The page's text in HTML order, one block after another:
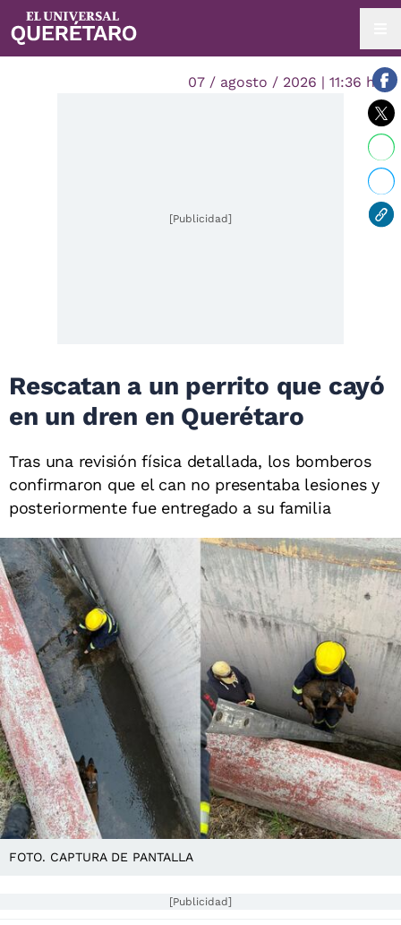
07 / agosto / 2026 | 11:36 hrs.
[Publicidad]
Rescatan a un perrito que cayó
en un dren en Querétaro
Tras una revisión física detallada, los bomberos
confirmaron que el can no presentaba lesiones y
posteriormente fue entregado a su familia
FOTO. CAPTURA DE PANTALLA
[Publicidad]